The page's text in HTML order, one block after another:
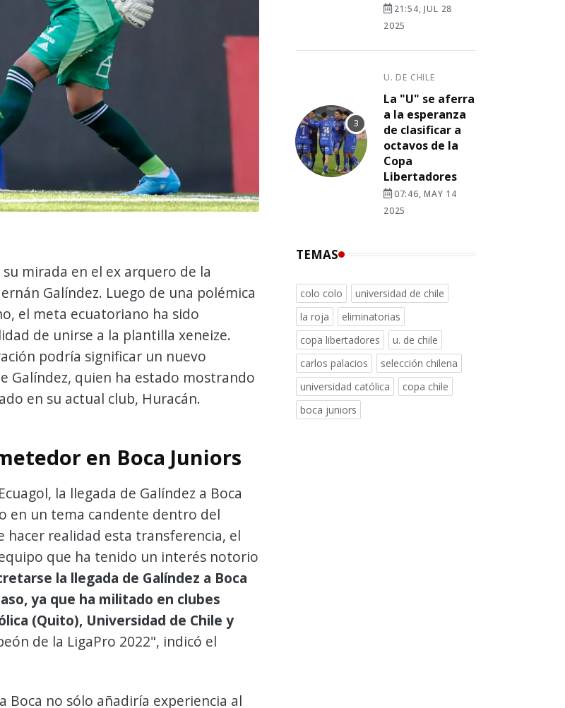
mirada en el ex arquero de la
Galíndez. Luego de una polémica
el meta ecuatoriano ha sido
de unirse a la plantilla xeneize.
podría significar un nuevo
Galíndez, quien ha estado mostrando
en su actual club, Huracán.
en Boca Juniors
la llegada de Galíndez a Boca
en un tema candente dentro del
hacer realidad esta transferencia, el
que ha tenido un interés notorio
la llegada de Galíndez a Boca
ya que ha militado en clubes
(Quito), Universidad de Chile y
de la LigaPro 2022", indicó el
Boca no sólo añadiría experiencia al
21:54, JUL 28
2025
U. DE CHILE
La "U" se aferra
a la esperanza
de clasificar a
octavos de la
Copa
Libertadores
07:46, MAY 14
2025
TEMAS
colo colo
universidad de chile
la roja
eliminatorias
copa libertadores
u. de chile
carlos palacios
selección chilena
universidad católica
copa chile
boca juniors